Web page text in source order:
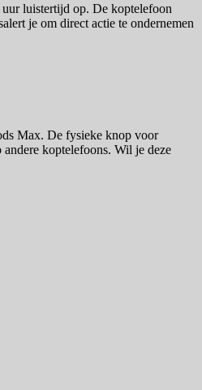
luistertijd op. De koptelefoon
je om direct actie te ondernemen
Max. De fysieke knop voor
koptelefoons. Wil je deze